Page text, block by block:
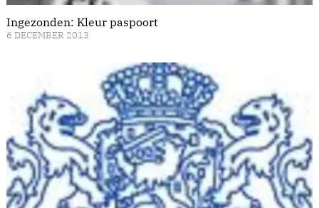
Ingezonden: Kleur paspoort
6 DECEMBER 2013